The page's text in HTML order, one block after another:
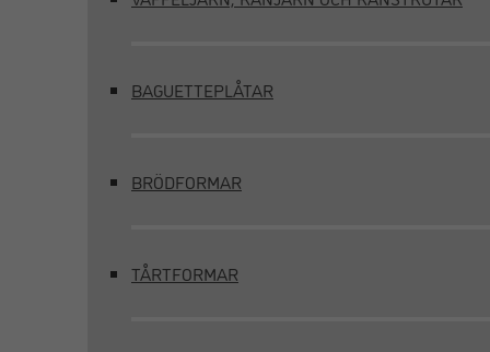
BAGUETTEPLÅTAR
BRÖDFORMAR
TÅRTFORMAR